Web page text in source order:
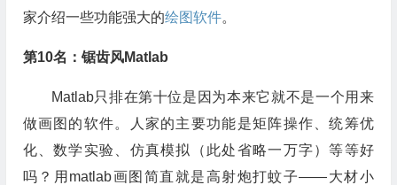
家介绍一些功能强大的绘图软件。
第10名：锯齿风Matlab
Matlab只排在第十位是因为本来它就不是一个用来
做画图的软件。人家的主要功能是矩阵操作、统筹优
化、数学实验、仿真模拟（此处省略一万字）等等好
吗？用matlab画图简直就是高射炮打蚊子——大材小